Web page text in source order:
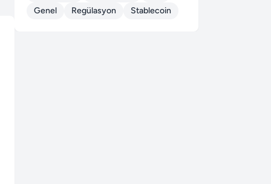
Genel
Regülasyon Stablecoin